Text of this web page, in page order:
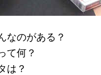
なのがある？
て何？
は？